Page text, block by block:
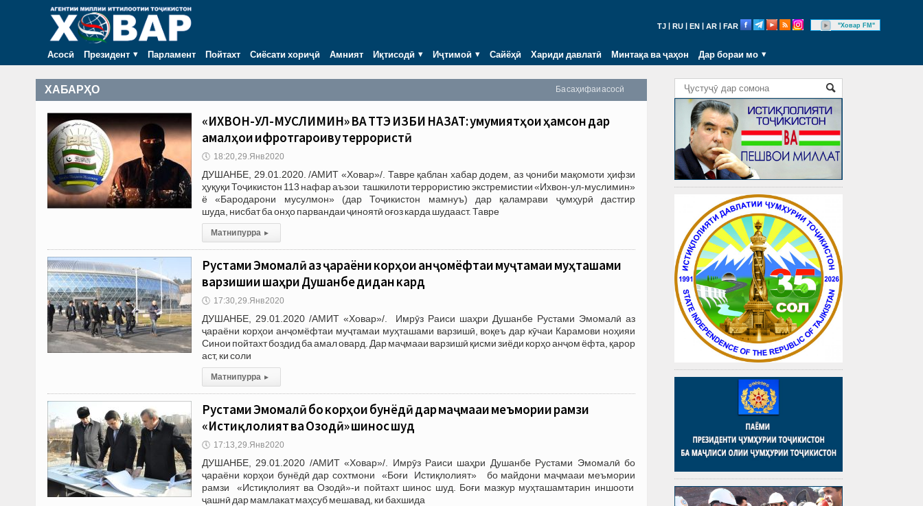
TJ RU EN AR FAR "Ховар FM"
Асосӣ Президент Парламент Пойтахт Сиёсати хориҷӣ Амният Иқтисодӣ Иҷтимоӣ Сайёҳӣ Хариди давлатӣ Минтақа ва ҷаҳон Дар бораи мо
Ба саҳифаи асосӣ
ХАБАРҲО
«ИХВОН-УЛ-МУСЛИМИН» ВА ТТЭ ҲИЗБИ НАҲЗАТ: умумиятҳои ҳамсон дар
амалҳои ифротгароиву террористӣ
🕔 18:20, 29.Янв 2020
ДУШАНБЕ, 29.01.2020. /АМИТ «Ховар»/. Тавре қаблан хабар додем, аз ҷониби мақомоти ҳифзи
ҳуқуқи Тоҷикистон 113 нафар аъзои ташкилоти террористию экстремистии «Ихвон-ул-муслимин»
ё «Бародарони мусулмон» (дар Тоҷикистон мамнуъ) дар қаламрави ҷумҳурӣ дастгир
шуда, нисбат ба онҳо парвандаи ҷиноятӣ оғоз карда шудааст. Тавре
Матни пурра ▸
Рустами Эмомалӣ аз ҷараёни корҳои анҷомёфтаи муҷтамаи муҳташами
варзишии шаҳри Душанбе дидан кард
🕔 17:30, 29.Янв 2020
ДУШАНБЕ, 29.01.2020 /АМИТ «Ховар»/. Имрӯз Раиси шаҳри Душанбе Рустами Эмомалӣ аз
ҷараёни корҳои анҷомёфтаи муҷтамаи муҳташами варзишӣ, воқеъ дар кӯчаи Карамови ноҳияи
Синои пойтахт боздид ба амал овард. Дар маҷмааи варзишӣ қисми зиёди корҳо анҷом ёфта, қарор
аст, ки соли
Матни пурра ▸
Рустами Эмомалӣ бо корҳои бунёдӣ дар маҷмааи меъмории рамзи
«Истиқлолият ва Озодӣ» шинос шуд
🕔 17:13, 29.Янв 2020
ДУШАНБЕ, 29.01.2020 /АМИТ «Ховар»/. Имрӯз Раиси шаҳри Душанбе Рустами Эмомалӣ бо
ҷараёни корҳои бунёдӣ дар сохтмони «Боғи Истиқлолият» бо майдони маҷмааи меъмории
рамзи «Истиқлолият ва Озодӣ»-и пойтахт шинос шуд. Боғи мазкур муҳташамтарин иншооти
ҷашнӣ дар мамлакат маҳсуб мешавад, ки бахшида